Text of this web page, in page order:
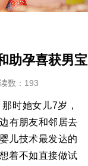
海外生殖
新闻资讯
走进坤和
联系我们
助孕喜获男宝
数：193
时她女儿7岁，
有朋友和邻居去
儿技术最发达的
着不如直接做试